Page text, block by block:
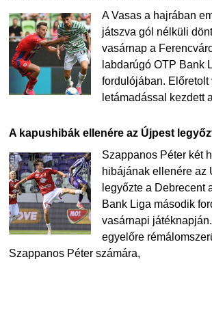
A Vasas a hajrában
játszva gól nélküli
vasárnap a
labdarúgó OTP Bank
fordulójában.
letámadással kezdett
A kapushibák ellenére az Újpest
Szappanos Péter két
hibájának ellenére az
legyőzte a Debrecent
Bank Liga második
vasárnapi
egyelőre
Szappanos Péter számára,